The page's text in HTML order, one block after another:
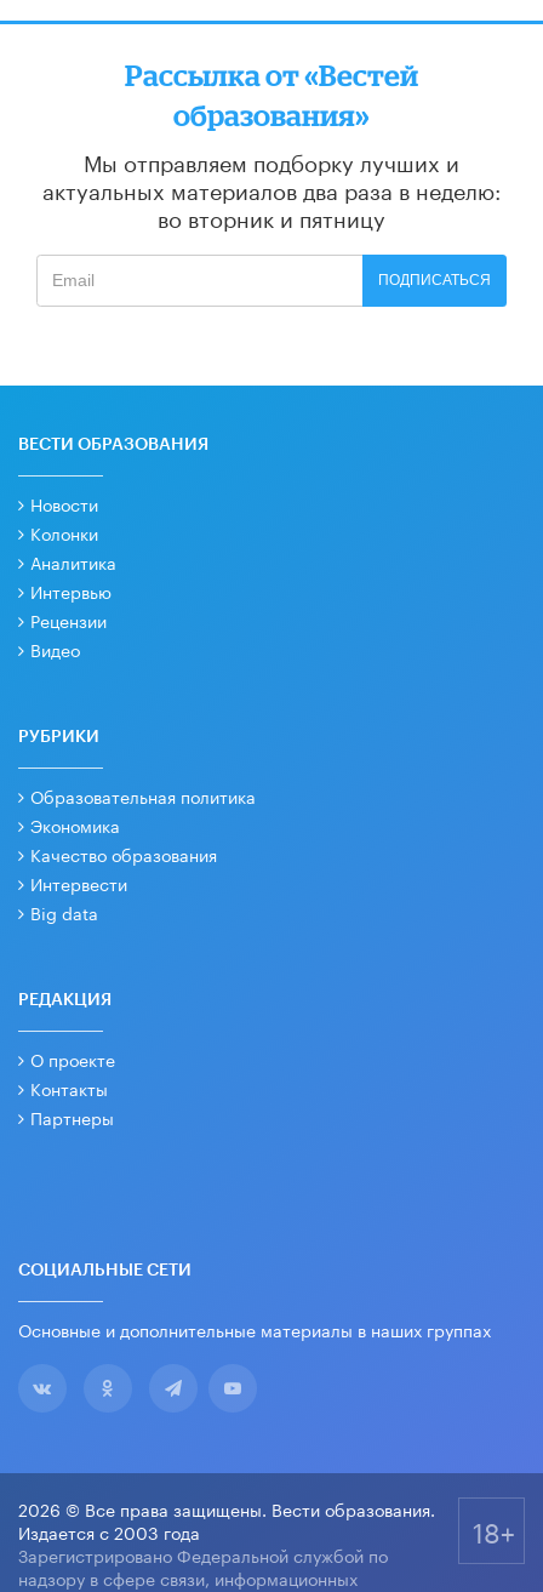
Рассылка от «Вестей
образования»
Мы отправляем подборку лучших и
актуальных материалов два раза в неделю:
во вторник и пятницу
ПОДПИСАТЬСЯ
ВЕСТИ ОБРАЗОВАНИЯ
Новости
Колонки
Аналитика
Интервью
Рецензии
Видео
РУБРИКИ
Образовательная политика
Экономика
Качество образования
Интервести
Big data
РЕДАКЦИЯ
О проекте
Контакты
Партнеры
СОЦИАЛЬНЫЕ СЕТИ
Основные и дополнительные материалы в наших группах
2026 © Все права защищены. Вести образования.
Издается с 2003 года
Зарегистрировано Федеральной службой по
надзору в сфере связи, информационных
18+